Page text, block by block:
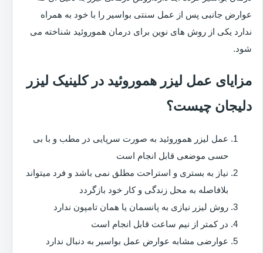
عوارض جانبی پس از عمل سنتی بواسیر را با خود به همراه
ندارد یکی از روش های نوین برای درمان هموروئید شناخته می
شود.
مزایای عمل لیزر هموروئید در کلینیک لیزر
دلیجان چیست؟
عمل لیزر هموروئید به صورت سرپایی در مطب و با بی
حسی موضعی قابل انجام است
نیاز به بستری و استراحت مطلق نمی باشد و فرد میتواند
بلافاصله به محل زندگی و کار خود بازگردد
روش لیزر نیازی به پانسمان یا همان تامپون ندارد
در کمتر از نیم ساعت قابل انجام است
عوارضی مشابه عوارض عمل بواسیر به دنبال ندارد